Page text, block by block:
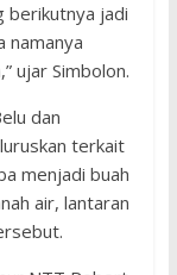
berikutnya jadi
namanya
ujar Simbolon.
dan
terkait
menjadi buah
air, lantaran